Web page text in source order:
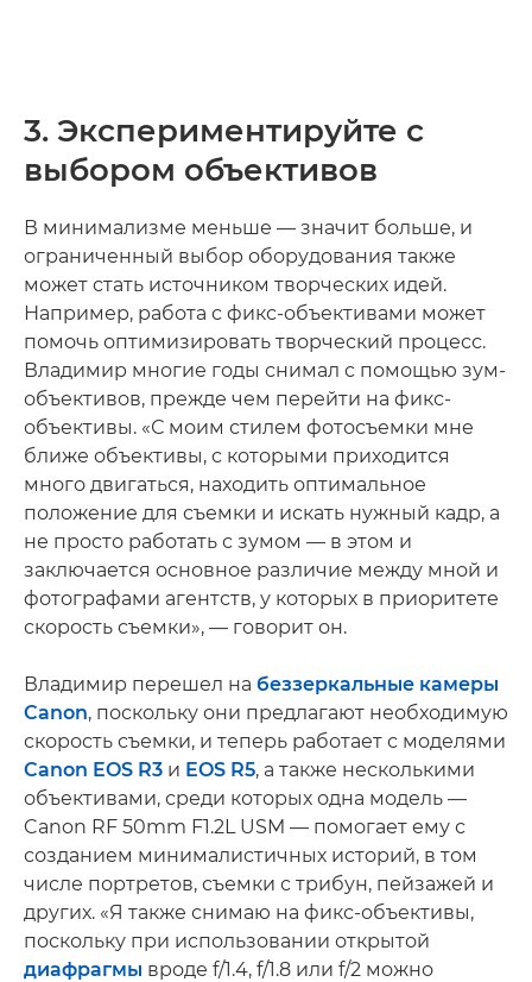
3. Экспериментируйте с
выбором объективов
В минимализме меньше — значит больше, и
ограниченный выбор оборудования также
может стать источником творческих идей.
Например, работа с фикс-объективами может
помочь оптимизировать творческий процесс.
Владимир многие годы снимал с помощью зум-
объективов, прежде чем перейти на фикс-
объективы. «С моим стилем фотосъемки мне
ближе объективы, с которыми приходится
много двигаться, находить оптимальное
положение для съемки и искать нужный кадр, а
не просто работать с зумом — в этом и
заключается основное различие между мной и
фотографами агентств, у которых в приоритете
скорость съемки», — говорит он.
Владимир перешел на беззеркальные камеры
Canon, поскольку они предлагают необходимую
скорость съемки, и теперь работает с моделями
Canon EOS R3 и EOS R5, а также несколькими
объективами, среди которых одна модель —
Canon RF 50mm F1.2L USM — помогает ему с
созданием минималистичных историй, в том
числе портретов, съемки с трибун, пейзажей и
других. «Я также снимаю на фикс-объективы,
поскольку при использовании открытой
диафрагмы вроде f/1.4, f/1.8 или f/2 можно